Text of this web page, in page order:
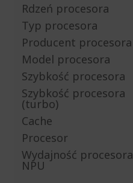
Rdzeń procesora
Typ procesora
Producent procesora
Model procesora
Szybkość procesora
Szybkość procesora
(turbo)
Cache
Procesor
Wydajność procesora
NPU